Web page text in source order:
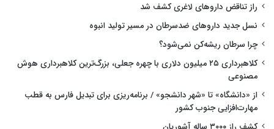
راز تناقض داروهای لاغری کشف شد
نسل جدید داروهای ضدسرطان در مسیر تولید انبوه
چرا سرطان ریشه‌کن نمی‌شود؟
کلاهبرداری ۲۵ میلیون دلاری با چهره جعلی، بزرگ‌ترین کلاهبرداری هوش
مصنوعی
از «دانشگاه» تا «شهر دانشجو» / برنامه‌ریزی برای تبدیل فارس به قطب
مهارت‌افزایی جنوب کشور